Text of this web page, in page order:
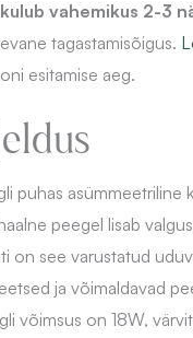
vahemikus 2-3
tagastamisõigus.
esitamise aeg.
puhas asümmeetriline
peegel lisab
on see varustatud
ja võimaldavad
võimsus on 18W,